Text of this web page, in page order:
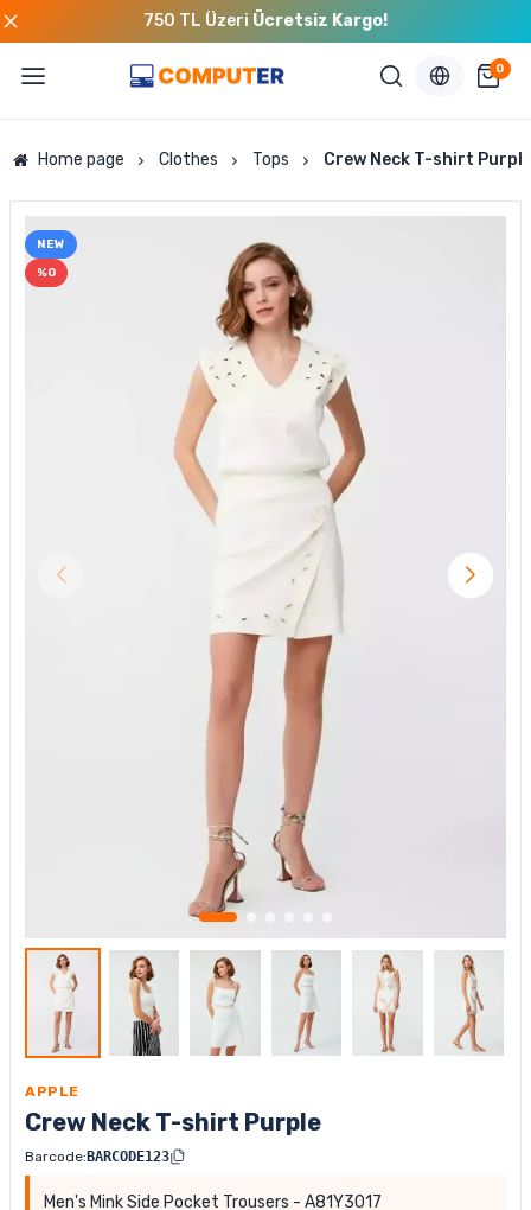
750 TL ÜzeriÜcretsiz Kargo!
0
Home page Clothes Tops Crew Neck T-shirt Purple
NEW
%0
APPLE
Crew Neck T-shirt Purple
Barcode: BARCODE123
Men's Mink Side Pocket Trousers - A81Y3017